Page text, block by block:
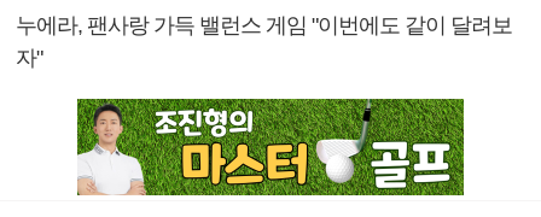
누에라, 팬사랑 가득 밸런스 게임 "이번에도 같이 달려보
자"